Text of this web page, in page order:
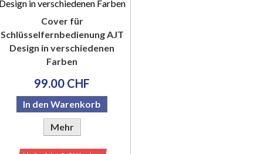
Cover für
Schlüsselfernbedienung AJT
Design in verschiedenen
Farben
99.00 CHF
In den Warenkorb
Mehr